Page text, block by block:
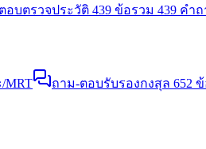
อบตรวจประวัติ 439 ข้อรวม 439 คำ
MRT ถาม-ตอบรับรองกงสุล 652